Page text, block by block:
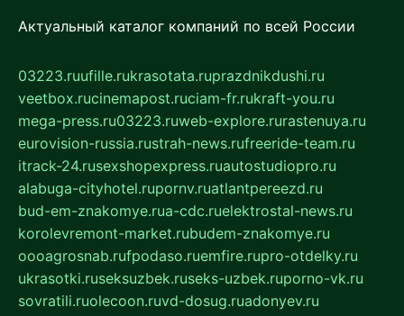
Актуальный каталог компаний по всей России
03223.ruufille.rukrasotata.ruprazdnikdushi.ru
veetbox.rucinemapost.ruciam-fr.rukraft-you.ru
mega-press.ru03223.ruweb-explore.rurastenuya.ru
eurovision-russia.rustrah-news.rufreeride-team.ru
itrack-24.rusexshopexpress.ruautostudiopro.ru
alabuga-cityhotel.rupornv.ruatlantpereezd.ru
bud-em-znakomye.rua-cdc.ruelektrostal-news.ru
korolevremont-market.rubudem-znakomye.ru
oooagrosnab.rufpodaso.ruemfire.rupro-otdelky.ru
ukrasotki.ruseksuzbek.ruseks-uzbek.ruporno-vk.ru
sovratili.ruolecoon.ruvd-dosug.ruadonyev.ru